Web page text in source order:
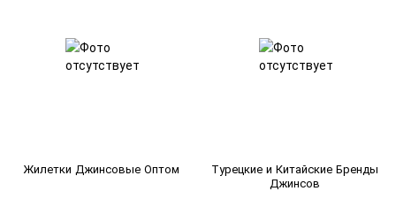
Жилетки Джинсовые Оптом
Турецкие и Китайские Бренды
Джинсов